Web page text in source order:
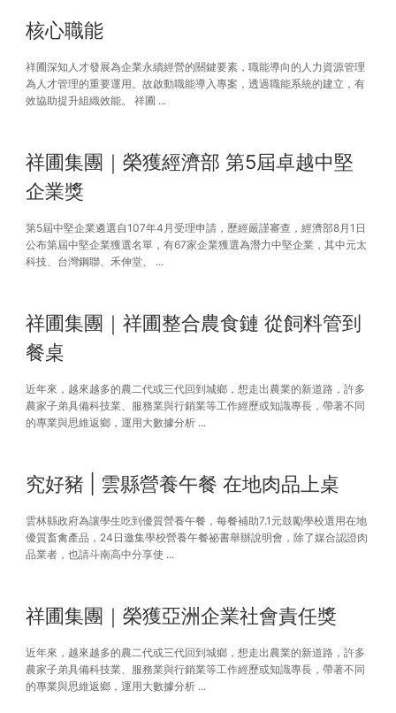
核心職能
祥圃深知人才發展為企業永續經營的關鍵要素，職能導向的人力資源管理
為人才管理的重要運用。故啟動職能導入專案，透過職能系統的建立，有
效協助提升組織效能。 祥圃 ...
祥圃集團｜榮獲經濟部 第5屆卓越中堅
企業獎
第5屆中堅企業遴選自107年4月受理申請，歷經嚴謹審查，經濟部8月1日
公布第屆中堅企業獲選名單，有67家企業獲選為潛力中堅企業，其中元太
科技、台灣鋼聯、禾伸堂、 ...
祥圃集團｜祥圃整合農食鏈 從飼料管到
餐桌
近年來，越來越多的農二代或三代回到城鄉，想走出農業的新道路，許多
農家子弟具備科技業、服務業與行銷業等工作經歷或知識專長，帶著不同
的專業與思維返鄉，運用大數據分析 ...
究好豬 | 雲縣營養午餐 在地肉品上桌
雲林縣政府為讓學生吃到優質營養午餐，每餐補助7.1元鼓勵學校選用在地
優質畜禽產品，24日邀集學校營養午餐祕書舉辦說明會，除了媒合認證肉
品業者，也請斗南高中分享使 ...
祥圃集團｜榮獲亞洲企業社會責任獎
近年來，越來越多的農二代或三代回到城鄉，想走出農業的新道路，許多
農家子弟具備科技業、服務業與行銷業等工作經歷或知識專長，帶著不同
的專業與思維返鄉，運用大數據分析 ...